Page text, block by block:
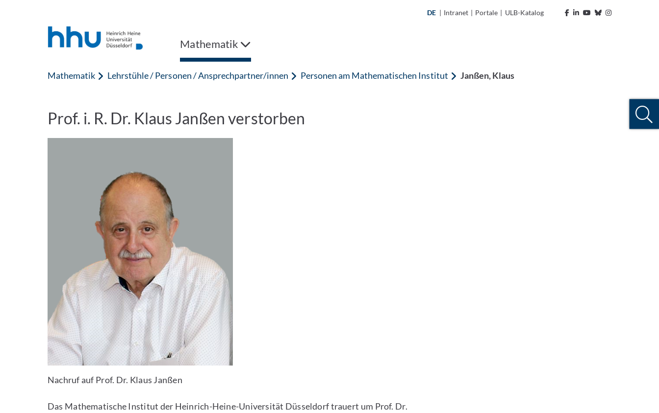
DE | Intranet | Portale | ULB-Katalog
Mathematik
Mathematik Lehrstühle / Personen / Ansprechpartner/innen Personen am Mathematischen Institut Janßen, Klaus
Prof. i. R. Dr. Klaus Janßen verstorben
Nachruf auf Prof. Dr. Klaus Janßen
Das Mathematische Institut der Heinrich-Heine-Universität Düsseldorf trauert um Prof. Dr.